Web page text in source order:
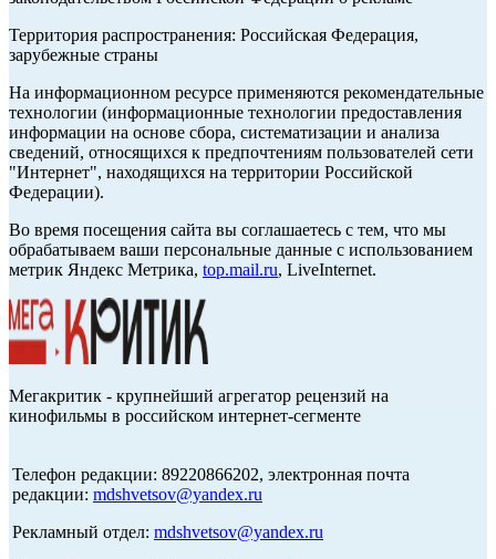
Территория распространения: Российская Федерация,
зарубежные страны
На информационном ресурсе применяются рекомендательные
технологии (информационные технологии предоставления
информации на основе сбора, систематизации и анализа
сведений, относящихся к предпочтениям пользователей сети
"Интернет", находящихся на территории Российской
Федерации).
Во время посещения сайта вы соглашаетесь с тем, что мы
обрабатываем ваши персональные данные с использованием
метрик Яндекс Метрика, top.mail.ru, LiveInternet.
Мегакритик - крупнейший агрегатор рецензий на
кинофильмы в российском интернет-сегменте
Телефон редакции: 89220866202, электронная почта
редакции: mdshvetsov@yandex.ru
Рекламный отдел: mdshvetsov@yandex.ru